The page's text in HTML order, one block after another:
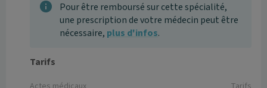
Pour être remboursé sur cette spécialité,
une prescription de votre médecin peut être
nécessaire, plus d'infos.
Tarifs